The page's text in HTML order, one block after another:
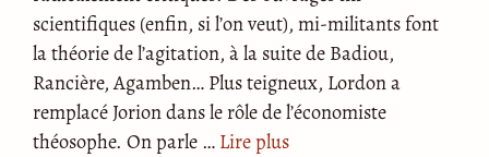
scientifiques (enfin, si l’on veut), mi-militants font
la théorie de l’agitation, à la suite de Badiou,
Rancière, Agamben… Plus teigneux, Lordon a
remplacé Jorion dans le rôle de l’économiste
théosophe. On parle … Lire plus